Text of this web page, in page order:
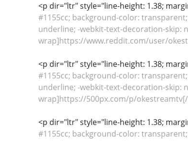
<p dir="ltr" style="line-height: 1.38;
#1155cc; background-color:
underline; -webkit-text-decoration-skip:
wrap]https://www.reddit.com/user/
<p dir="ltr" style="line-height: 1.38;
#1155cc; background-color:
underline; -webkit-text-decoration-skip:
wrap]https://500px.com/p/
<p dir="ltr" style="line-height: 1.38;
#1155cc; background-color: